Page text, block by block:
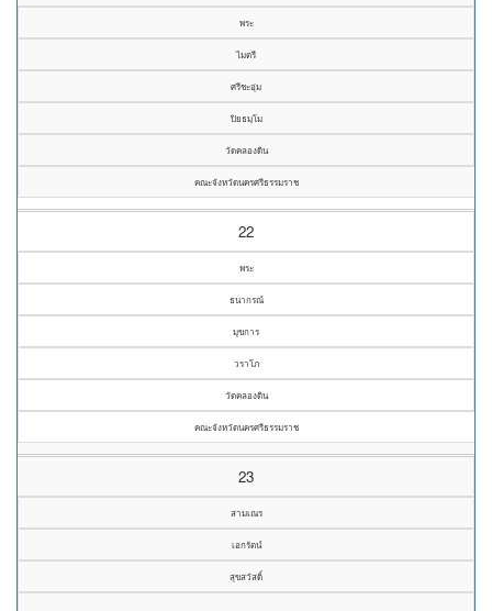
พระ
ไมตรี
ศรีชะอุ่ม
ปิยธมฺโม
วัดคลองดิน
คณะจังหวัดนครศรีธรรมราช
22
พระ
ธนากรณ์
มุขการ
วราโภ
วัดคลองดิน
คณะจังหวัดนครศรีธรรมราช
23
สามเณร
เอกรัตน์
สุขสวัสดิ์